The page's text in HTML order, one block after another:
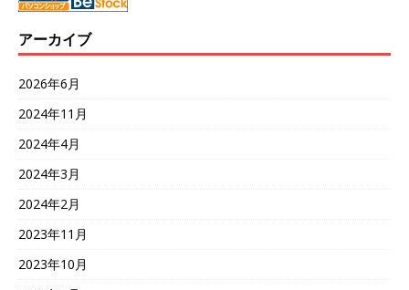
アーカイブ
2026年6月
2024年11月
2024年4月
2024年3月
2024年2月
2023年11月
2023年10月